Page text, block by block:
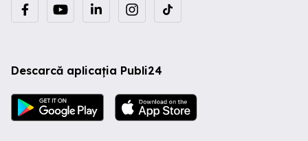
Descarcă aplicația Publi24